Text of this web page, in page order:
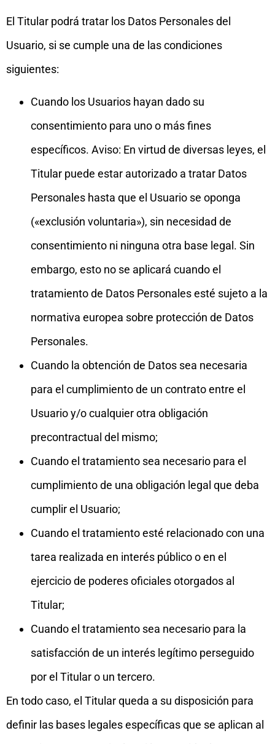
El Titular podrá tratar los Datos Personales del
Usuario, si se cumple una de las condiciones
siguientes:
Cuando los Usuarios hayan dado su
consentimiento para uno o más fines
específicos. Aviso: En virtud de diversas leyes, el
Titular puede estar autorizado a tratar Datos
Personales hasta que el Usuario se oponga
(«exclusión voluntaria»), sin necesidad de
consentimiento ni ninguna otra base legal. Sin
embargo, esto no se aplicará cuando el
tratamiento de Datos Personales esté sujeto a la
normativa europea sobre protección de Datos
Personales.
Cuando la obtención de Datos sea necesaria
para el cumplimiento de un contrato entre el
Usuario y/o cualquier otra obligación
precontractual del mismo;
Cuando el tratamiento sea necesario para el
cumplimiento de una obligación legal que deba
cumplir el Usuario;
Cuando el tratamiento esté relacionado con una
tarea realizada en interés público o en el
ejercicio de poderes oficiales otorgados al
Titular;
Cuando el tratamiento sea necesario para la
satisfacción de un interés legítimo perseguido
por el Titular o un tercero.
En todo caso, el Titular queda a su disposición para
definir las bases legales específicas que se aplican al